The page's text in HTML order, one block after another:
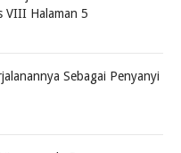
VIII Halaman 5
Sebagai Penyanyi